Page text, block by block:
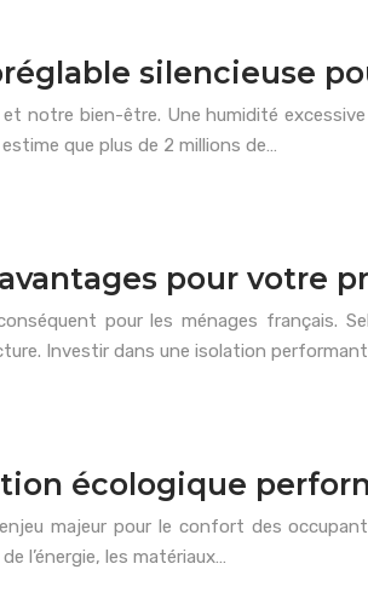
silencieuse
notre bien-être. Une humidité
que plus de 2 millions de…
pour votre
pour les ménages français.
Investir dans une isolation
écologique
majeur pour le confort des
l’énergie, les matériaux…